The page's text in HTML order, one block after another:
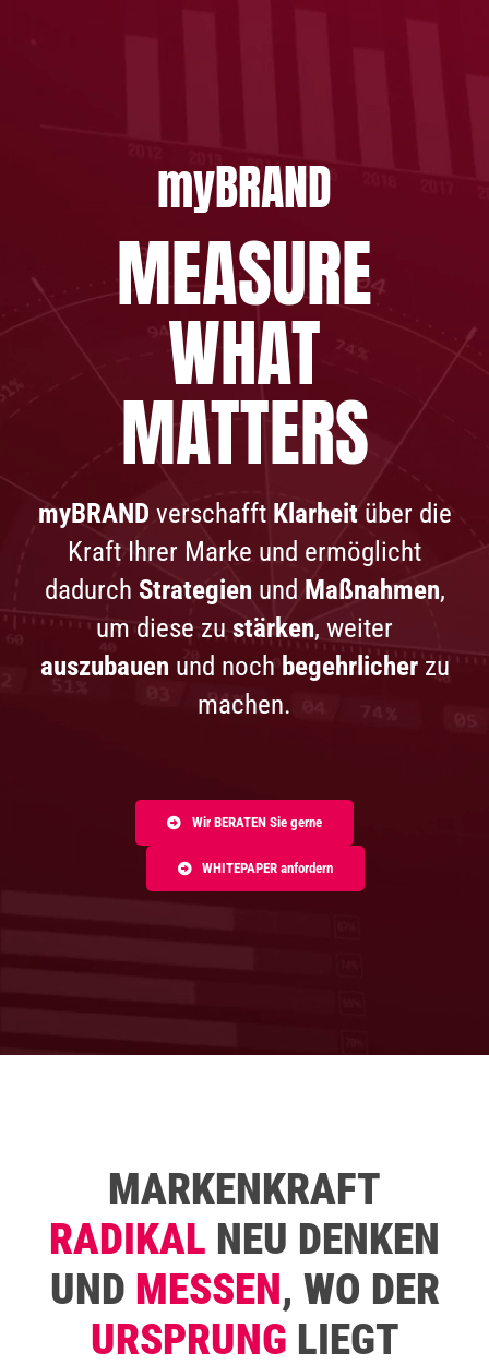
myBRAND
MEASURE
WHAT
MATTERS
myBRAND verschafft Klarheitüber die
Kraft Ihrer Marke und ermöglicht
dadurch Strategien und Maßnahmen,
um diese zustärken, weiter
auszubauen und noch begehrlicherzu
machen.
Wir BERATEN Sie gerne
WHITEPAPER anfordern
MARKENKRAFT
RADIKAL NEU DENKEN
UND MESSEN, WO DER
URSPRUNG LIEGT